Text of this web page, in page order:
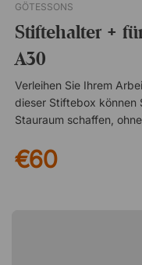
GÖTESSONS
Stiftehalter +
A30
Verleihen Sie Ihrem
dieser Stiftebox können
Stauraum schaffen,
und schaffen Sie eine
Montage ohne
Bewahren Sie darin
€60